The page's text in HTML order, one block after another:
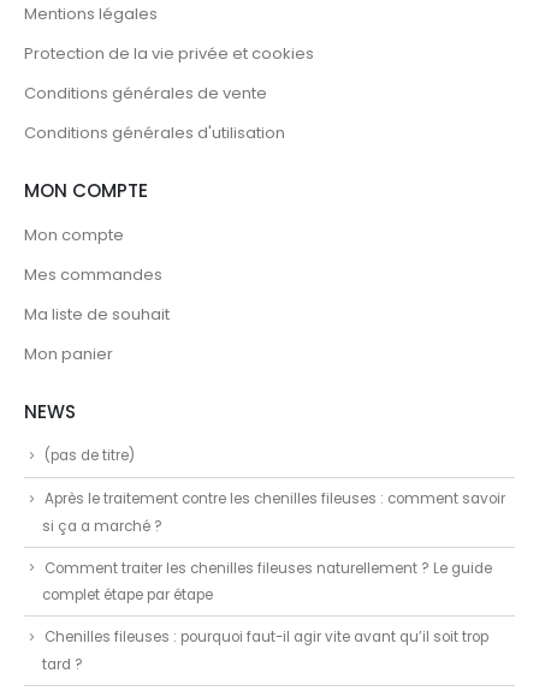
Mentions légales
Protection de la vie privée et cookies
Conditions générales de vente
Conditions générales d'utilisation
MON COMPTE
Mon compte
Mes commandes
Ma liste de souhait
Mon panier
NEWS
(pas de titre)
Après le traitement contre les chenilles fileuses : comment savoir
si ça a marché ?
Comment traiter les chenilles fileuses naturellement ? Le guide
complet étape par étape
Chenilles fileuses : pourquoi faut-il agir vite avant qu’il soit trop
tard ?